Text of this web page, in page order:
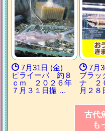
7月31日 (金)
ピライーバ 約８
ｃｍ ２０２６年
７月３１日撮 …
7月
ブラッ
ナ ２
月２８
古代
も